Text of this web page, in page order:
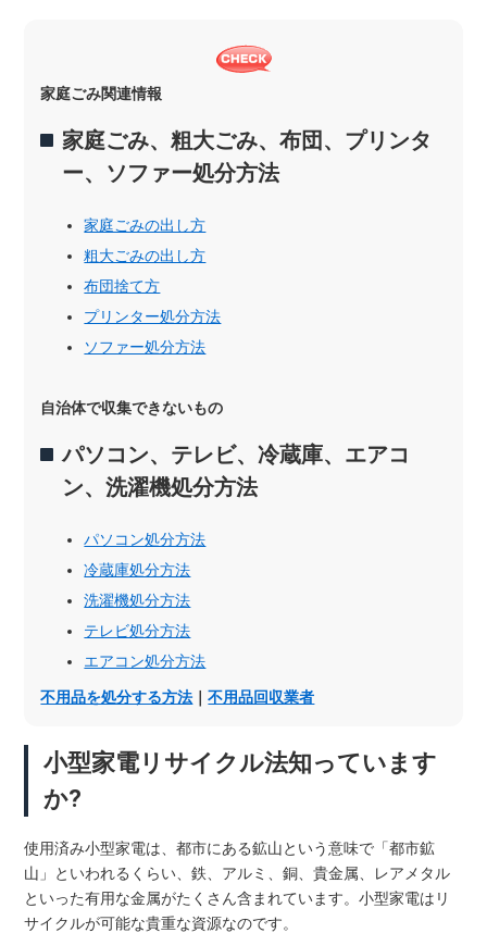
家庭ごみ関連情報
家庭ごみ、粗大ごみ、布団、プリンタ
ー、ソファー処分方法
家庭ごみの出し方
粗大ごみの出し方
布団捨て方
プリンター処分方法
ソファー処分方法
自治体で収集できないもの
パソコン、テレビ、冷蔵庫、エアコ
ン、洗濯機処分方法
パソコン処分方法
冷蔵庫処分方法
洗濯機処分方法
テレビ処分方法
エアコン処分方法
不用品を処分する方法 ｜不用品回収業者
小型家電リサイクル法知っています
か?
使用済み小型家電は、都市にある鉱山という意味で「都市鉱
山」といわれるくらい、鉄、アルミ、銅、貴金属、レアメタル
といった有用な金属がたくさん含まれています。小型家電はリ
サイクルが可能な貴重な資源なのです。